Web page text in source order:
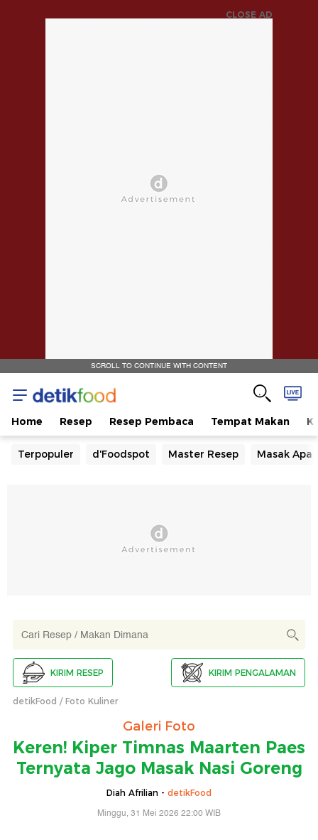
CLOSE AD
SCROLL TO CONTINUE WITH CONTENT
Home Resep Resep Pembaca Tempat Makan
Terpopuler d'Foodspot Master Resep Masak Apa
KIRIM RESEP KIRIM PENGALAMAN
detikFood Foto Kuliner
Galeri Foto
Keren! Kiper Timnas Maarten Paes
Ternyata Jago Masak Nasi Goreng
Diah Afrilian - detikFood
Minggu, 31 Mei 2026 22:00 WIB